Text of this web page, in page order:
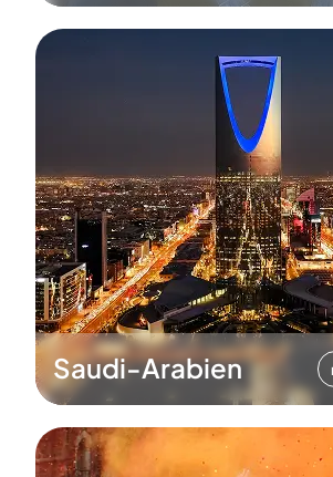
Saudi-Arabien